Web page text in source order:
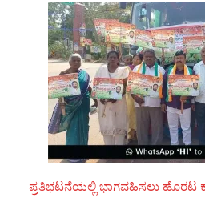
ಪ್ರತಿಭಟನೆಯಲ್ಲಿ ಭಾಗವಹಿಸಲು ಹೊರಟ